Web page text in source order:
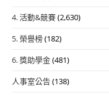
4. 活動&競賽(2,630)
5. 榮譽榜(182)
6. 獎助學金(481)
人事室公告(138)